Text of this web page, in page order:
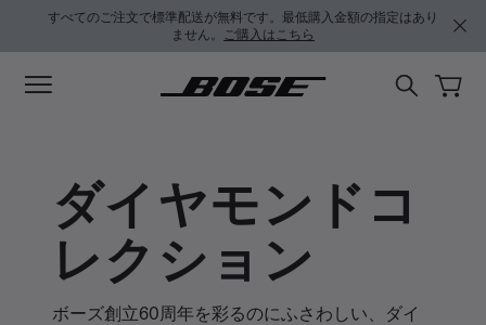
メインコンテンツに移動
フッターコンテンツに移動
アクセシビリティ声明に移動する
すべてのご注文で標準配送が無料です。最低購入金額の指定はあり
ません。 ご購入はこちら
ダイヤモンドコ
レクション
ボーズ創立60周年を彩るのにふさわしい、ダイ